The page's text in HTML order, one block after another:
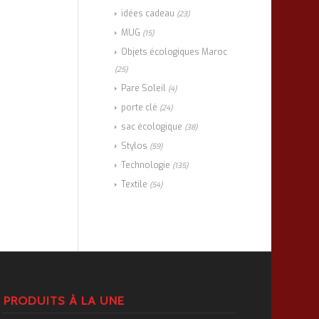
idées cadeau (23)
MUG (15)
Objets écologiques Maroc
(25)
Pare Soleil (4)
porte clé (24)
sac écologique (38)
Stylos (59)
Technologie (135)
Textile (54)
PRODUITS À LA UNE